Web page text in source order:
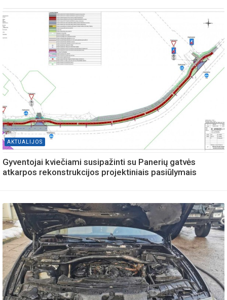
AKTUALIJOS
Gyventojai kviečiami susipažinti su Panerių gatvės
atkarpos rekonstrukcijos projektiniais pasiūlymais